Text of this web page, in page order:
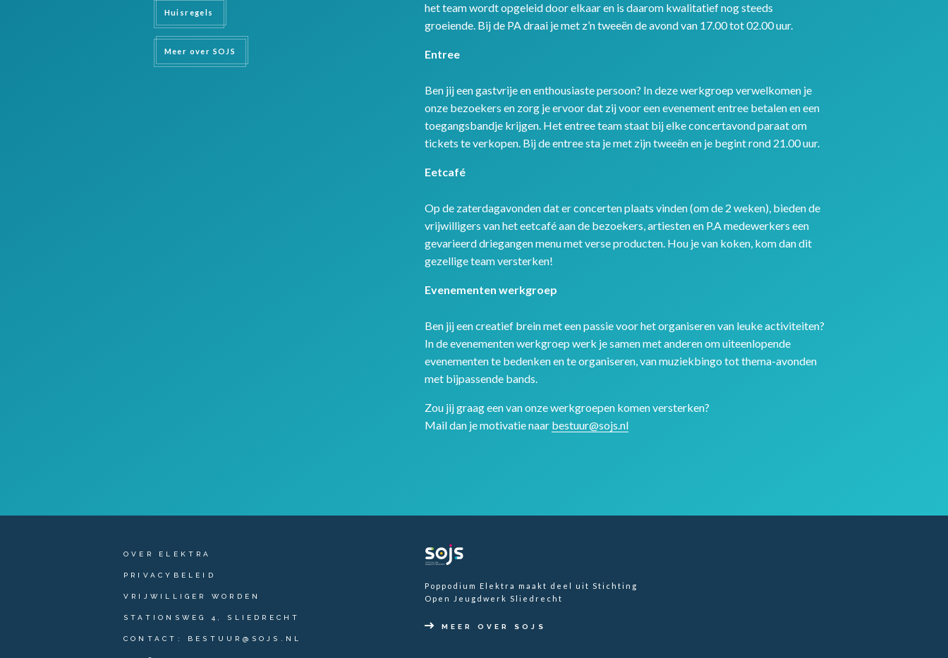
het team wordt opgeleid door elkaar en is daarom kwalitatief nog steeds
groeiende. Bij de PA draai je met z’n tweeën de avond van 17.00 tot 02.00 uur.
Entree
Ben jij een gastvrije en enthousiaste persoon? In deze werkgroep verwelkomen je
onze bezoekers en zorg je ervoor dat zij voor een evenement entree betalen en een
toegangsbandje krijgen. Het entree team staat bij elke concertavond paraat om
tickets te verkopen. Bij de entree sta je met zijn tweeën en je begint rond 21.00 uur.
Eetcafé
Op de zaterdagavonden dat er concerten plaats vinden (om de 2 weken), bieden de
vrijwilligers van het eetcafé aan de bezoekers, artiesten en P.A medewerkers een
gevarieerd driegangen menu met verse producten. Hou je van koken, kom dan dit
gezellige team versterken!
Evenementen werkgroep
Ben jij een creatief brein met een passie voor het organiseren van leuke activiteiten?
In de evenementen werkgroep werk je samen met anderen om uiteenlopende
evenementen te bedenken en te organiseren, van muziekbingo tot thema-avonden
met bijpassende bands.
Zou jij graag een van onze werkgroepen komen versterken?
Mail dan je motivatie naar bestuur@sojs.nl
Huisregels
Meer over SOJS
OVER ELEKTRA
PRIVACYBELEID
VRIJWILLIGER WORDEN
STATIONSWEG 4, SLIEDRECHT
CONTACT: BESTUUR@SOJS.NL
Poppodium Elektra maakt deel uit Stichting
Open Jeugdwerk Sliedrecht
MEER OVER SOJS